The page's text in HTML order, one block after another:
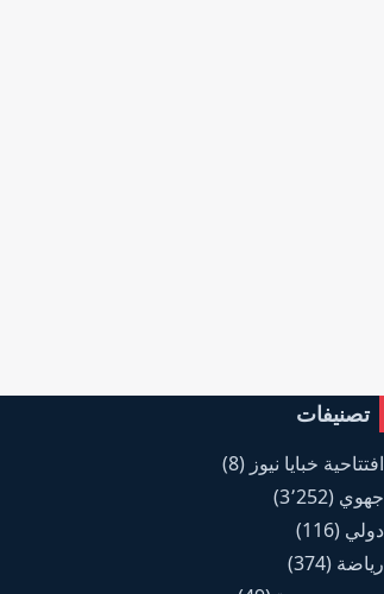
تصنيفات
افتتاحية خبايا نيوز (8)
جهوي (3٬252)
دولي (116)
رياضة (374)